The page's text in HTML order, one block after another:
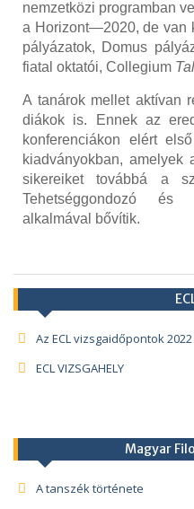
nemzetközi programban
a Horizont—2020, de van
pályázatok, Domus
fiatal oktatói, Collegium
A tanárok mellet aktívan
diákok is. Ennek az
konferenciákon elért
kiadványokban, amelyek
sikereiket továbbá a
Tehetséggondozó és
alkalmával bővítik.
Az ECL vizsgaidőpontok 2022
ECL VIZSGAHELY
Magyar
A tanszék története